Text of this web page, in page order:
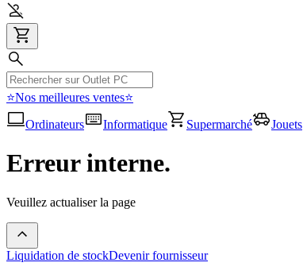
⭐Nos meilleures ventes⭐
Ordinateurs
Informatique Supermarché Jouets
Erreur interne.
Veuillez actualiser la page
Liquidation de stockDevenir fournisseur